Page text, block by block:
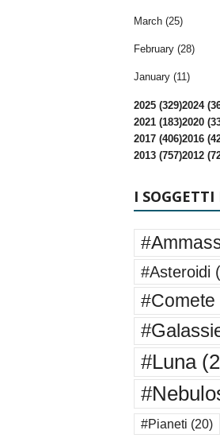
March (25)
February (28)
January (11)
2025 (329)2024
2021 (183)2020
2017 (406)2016
2013 (757)2012
I
#Asteroidi
#Comete
#Luna
#Pianeti (20)